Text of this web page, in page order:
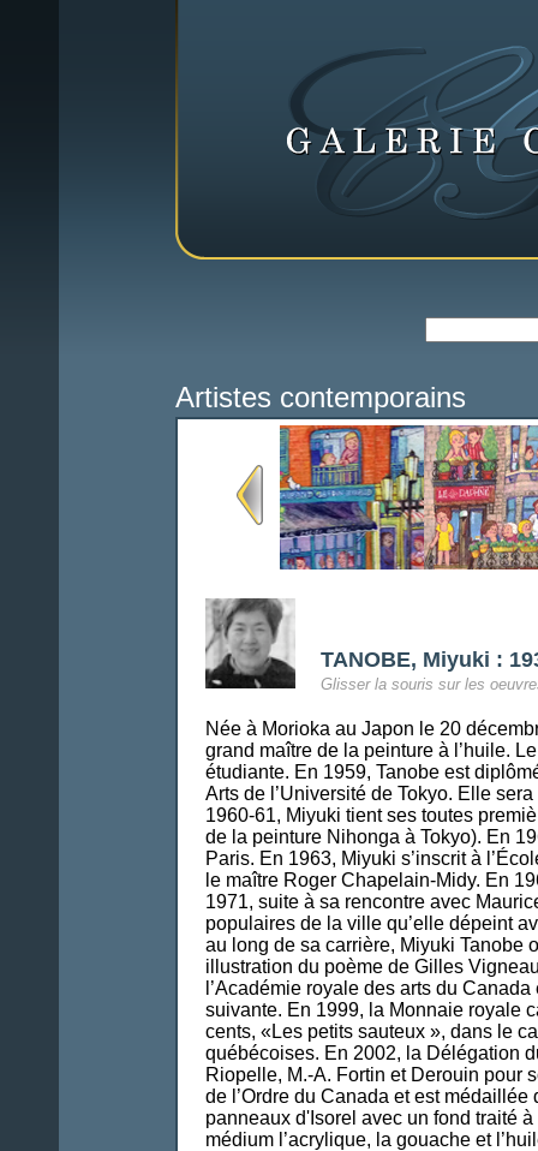
Artistes contemporains
TANOBE, Miyuki :
Glisser la souris sur les
Née à Morioka au Japon le 20
grand maître de la peinture à l’huile.
étudiante. En 1959, Tanobe est
Arts de l’Université de Tokyo. Elle
1960-61, Miyuki tient ses toutes
de la peinture Nihonga à Tokyo). En
Paris. En 1963, Miyuki s’inscrit à
le maître Roger Chapelain-Midy. En
1971, suite à sa rencontre avec
populaires de la ville qu’elle dépeint
au long de sa carrière, Miyuki Tanobe
illustration du poème de Gilles
l’Académie royale des arts du
suivante. En 1999, la Monnaie royale
cents, «Les petits sauteux », dans le
québécoises. En 2002, la Délégation
Riopelle, M.-A. Fortin et Derouin pour
de l’Ordre du Canada et est
panneaux d'Isorel avec un fond traité
médium l’acrylique, la gouache et